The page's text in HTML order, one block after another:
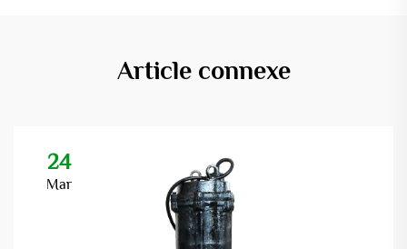
Article connexe
24
Mar